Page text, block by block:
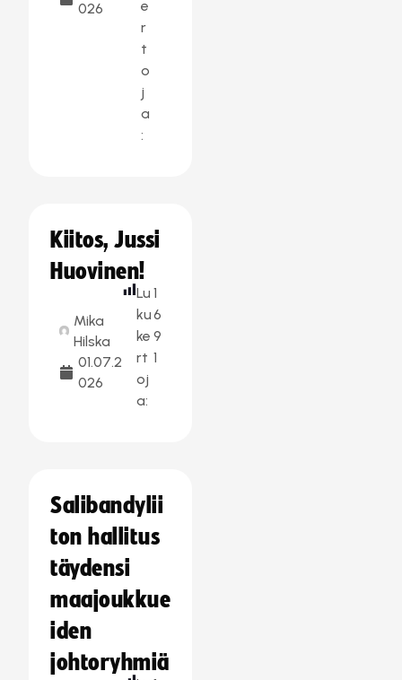
026
e
r
t
o
j
a
:
Kiitos, Jussi
Huovinen!
Mika
Hilska
01.07.2
026
Lu
ku
ke
rt
oj
a:
1
6
9
1
Salibandylii
ton hallitus
täydensi
maajoukkue
iden
johtoryhmiä